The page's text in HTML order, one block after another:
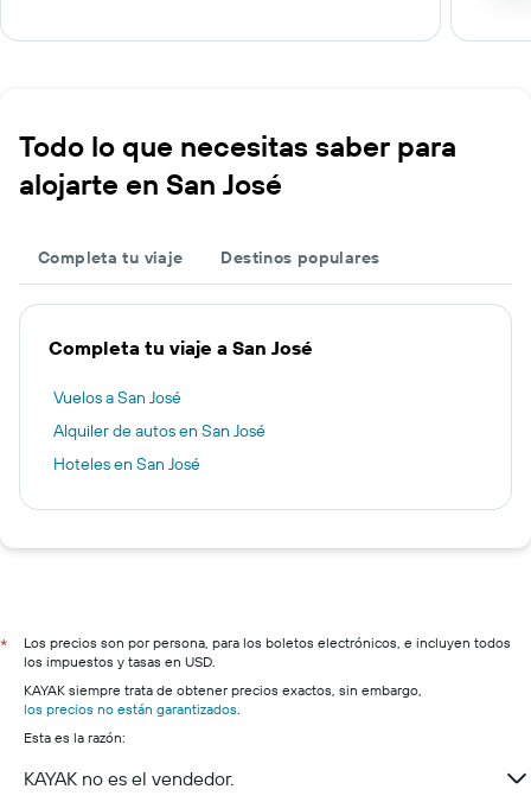
Todo lo que necesitas saber para
alojarte en San José
Completa tu viaje Destinos populares
Completa tu viaje a San José
Vuelos a San José
Alquiler de autos en San José
Hoteles en San José
*
Los precios son por persona, para los boletos electrónicos, e incluyen todos
los impuestos y tasas en USD.
KAYAK siempre trata de obtener precios exactos, sin embargo,
los precios no están garantizados.
Esta es la razón:
KAYAK no es el vendedor.